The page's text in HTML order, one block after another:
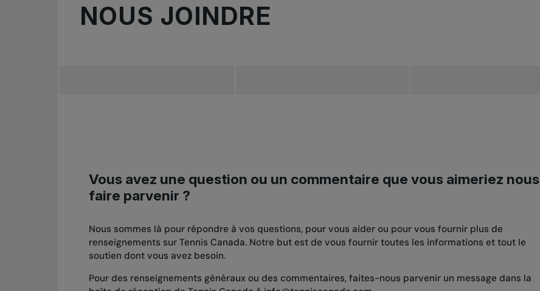
NOUS JOINDRE
Vous avez une question ou un commentaire que vous aimeriez nous
faire parvenir ?
Nous sommes là pour répondre à vos questions, pour vous aider ou pour vous fournir plus de
renseignements sur Tennis Canada. Notre but est de vous fournir toutes les informations et tout le
soutien dont vous avez besoin.
Pour des renseignements généraux ou des commentaires, faites-nous parvenir un message dans la